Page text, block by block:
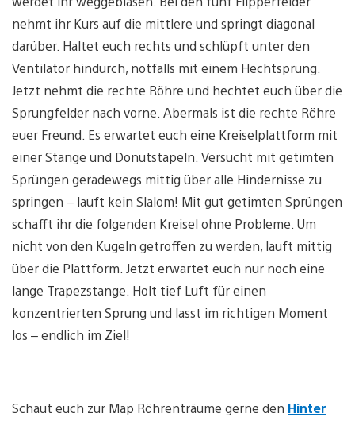
nehmt ihr Kurs auf die mittlere und springt diagonal
darüber. Haltet euch rechts und schlüpft unter den
Ventilator hindurch, notfalls mit einem Hechtsprung.
Jetzt nehmt die rechte Röhre und hechtet euch über die
Sprungfelder nach vorne. Abermals ist die rechte Röhre
euer Freund. Es erwartet euch eine Kreiselplattform mit
einer Stange und Donutstapeln. Versucht mit getimten
Sprüngen geradewegs mittig über alle Hindernisse zu
springen – lauft kein Slalom! Mit gut getimten Sprüngen
schafft ihr die folgenden Kreisel ohne Probleme. Um
nicht von den Kugeln getroffen zu werden, lauft mittig
über die Plattform. Jetzt erwartet euch nur noch eine
lange Trapezstange. Holt tief Luft für einen
konzentrierten Sprung und lasst im richtigen Moment
los – endlich im Ziel!
Schaut euch zur Map Röhrenträume gerne den Hinter